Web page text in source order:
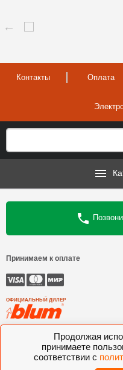
Продолжая
принимаете
соответствии с
Контакты Оплата
Принимаем к оплате
ОФИЦИАЛЬНЫЙ ДИЛЕР
Интеркомплект, 2006—2026
Комлектующие для мебели